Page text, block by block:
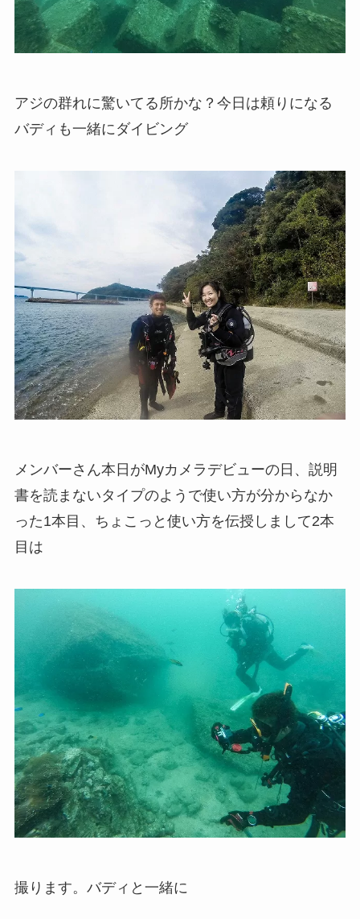
アジの群れに驚いてる所かな？今日は頼りになる
バディも一緒にダイビング
メンバーさん本日がMyカメラデビューの日、説明
書を読まないタイプのようで使い方が分からなか
った1本目、ちょこっと使い方を伝授しまして2本
目は
撮ります。バディと一緒に